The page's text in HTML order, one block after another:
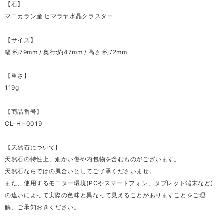
【石】
マニカラン産 ヒマラヤ水晶クラスター
【サイズ】
幅:約79mm / 奥行:約47mm / 高さ:約72mm
【重さ】
119g
【商品番号】
CL-HI-0019
【天然石について】
天然石の特性上、細かい傷や内包物を含むものがございます。
天然石ならではの風合いとしてご了承くださいませ。
また、使用するモニター環境(PCやスマートフォン、タブレット端末など)
の違いによって実際の色味と異なって見えることがありますことをご理
解、ご承知おきください。